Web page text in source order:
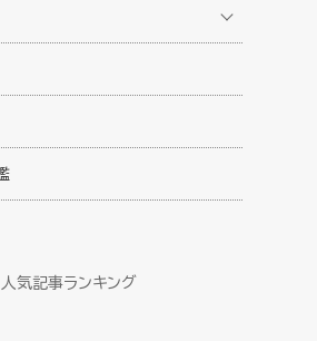
人気記事ランキング